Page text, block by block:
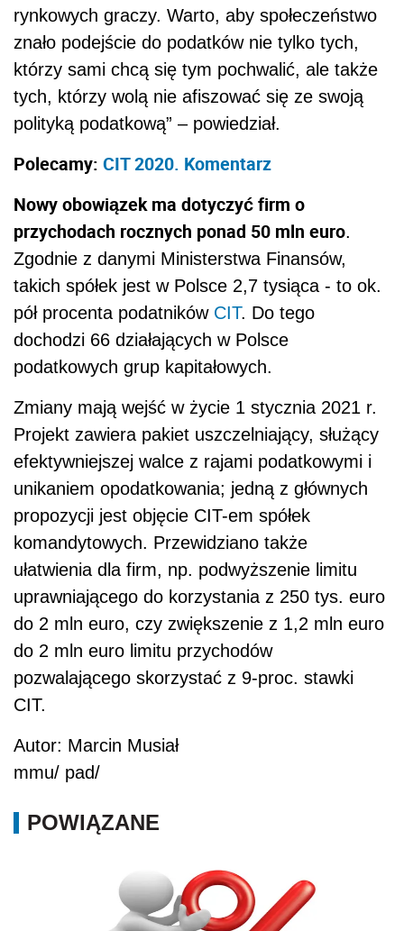
rynkowych graczy. Warto, aby społeczeństwo
znało podejście do podatków nie tylko tych,
którzy sami chcą się tym pochwalić, ale także
tych, którzy wolą nie afiszować się ze swoją
polityką podatkową” – powiedział.
Polecamy: CIT 2020. Komentarz
Nowy obowiązek ma dotyczyć firm o
przychodach rocznych ponad 50 mln euro.
Zgodnie z danymi Ministerstwa Finansów,
takich spółek jest w Polsce 2,7 tysiąca - to ok.
pół procenta podatników CIT. Do tego
dochodzi 66 działających w Polsce
podatkowych grup kapitałowych.
Zmiany mają wejść w życie 1 stycznia 2021 r.
Projekt zawiera pakiet uszczelniający, służący
efektywniejszej walce z rajami podatkowymi i
unikaniem opodatkowania; jedną z głównych
propozycji jest objęcie CIT-em spółek
komandytowych. Przewidziano także
ułatwienia dla firm, np. podwyższenie limitu
uprawniającego do korzystania z 250 tys. euro
do 2 mln euro, czy zwiększenie z 1,2 mln euro
do 2 mln euro limitu przychodów
pozwalającego skorzystać z 9-proc. stawki
CIT.
Autor: Marcin Musiał
mmu/ pad/
POWIĄZANE